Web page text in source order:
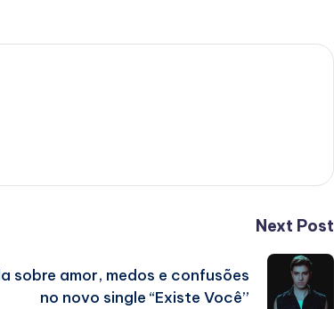
Next Post
sobre amor, medos e confusões
no novo single “Existe Você”